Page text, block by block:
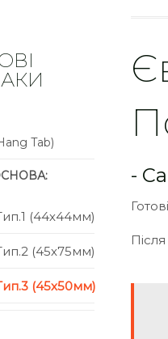
Tab)
(44х44мм)
(45х75мм)
(45х50мм)
-